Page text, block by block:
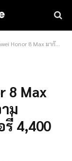
หน้าจอ 6.6 นิ้ว ความละเอียด 2K และแบตเตอรี่ 4,400 mAh !!
8 Max
ม
รี่ 4,400